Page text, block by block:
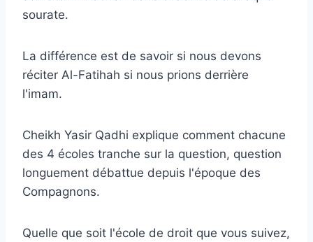
sourate.
La différence est de savoir si nous devons
réciter Al-Fatihah si nous prions derrière
l'imam.
Cheikh Yasir Qadhi explique comment chacune
des 4 écoles tranche sur la question, question
longuement débattue depuis l'époque des
Compagnons.
Quelle que soit l'école de droit que vous suivez,